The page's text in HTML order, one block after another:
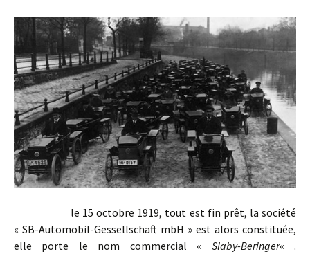
le 15 octobre 1919, tout est fin prêt, la société
« SB-Automobil-Gessellschaft mbH » est alors constituée,
elle porte le nom commercial « Slaby-Beringer« .